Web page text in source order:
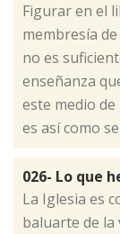
​Figurar en el
membresía
no es
enseñanza
este medio
es así como
026- Lo que
​La Iglesia es
baluarte de la